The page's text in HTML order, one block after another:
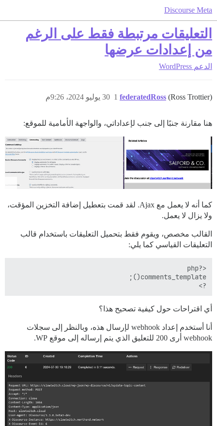
Discourse Meta
التعليقات مرتبطة فقط على الرغم
من إعدادات عرضها
الدعم WordPress
federatedRoss (Ross Trottier) 30 يوليو 2024، 9:26م 1
هنا مقارنة جنبًا إلى جنب لإعداداتي، والواجهة الأمامية للموقع:
كما أنه لا يعمل مع Ajax. لقد قمت بتعطيل إضافة التخزين المؤقت،
ولا يزال لا يعمل.
القالب مخصص، ويقوم فقط بتحميل التعليقات باستخدام قالب
التعليقات القياسي كما يلي:
?>
أي اقتراحات حول كيفية تصحيح هذا؟
أنا أستخدم إعداد webhook لإرسال هذه، وبالنظر إلى سجلات
webhook أرى 200 للتعليق الذي يتم إرساله إلى موقع WP.